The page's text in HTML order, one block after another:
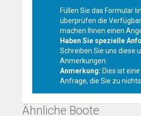
Füllen Sie das Formular
überprüfen die
machen Ihnen einen
Haben Sie spezielle
Schreiben Sie uns diese
Anmerkungen.
Anmerkung: Dies ist
Anfrage, die Sie zu
Ähnliche Boote